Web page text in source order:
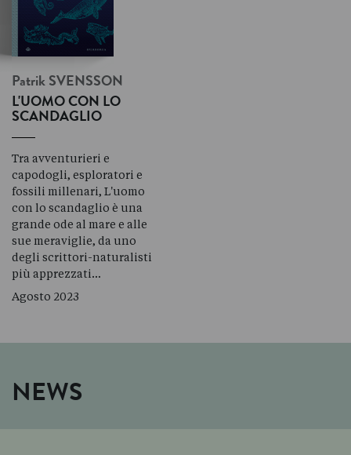
Patrik SVENSSON
L'UOMO CON LO
SCANDAGLIO
Tra avventurieri e
capodogli, esploratori e
fossili millenari, L'uomo
con lo scandaglio è una
grande ode al mare e alle
sue meraviglie, da uno
degli scrittori-naturalisti
più apprezzati…
Agosto 2023
NEWS